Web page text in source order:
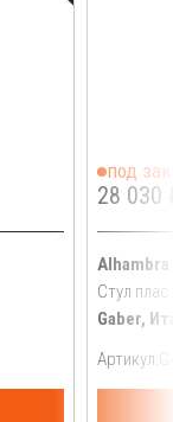
под
28 030
Alhambra
Стул
Gaber,
Артикул: